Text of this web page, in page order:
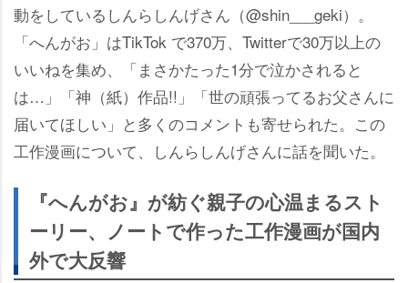
動をしているしんらしんげさん（@shin___geki）。
「へんがお」はTikTok で370万、Twitterで30万以上の
いいねを集め、「まさかたった1分で泣かされると
は…」「神（紙）作品!!」「世の頑張ってるお父さんに
届いてほしい」と多くのコメントも寄せられた。この
工作漫画について、しんらしんげさんに話を聞いた。
『へんがお』が紡ぐ親子の心温まるスト
ーリー、ノートで作った工作漫画が国内
外で大反響